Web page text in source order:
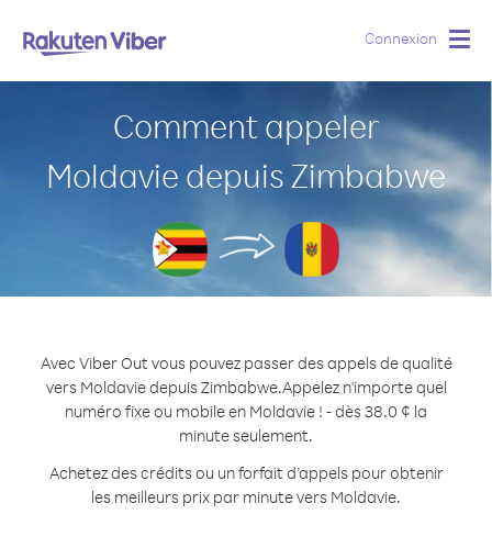
Connexion
Comment appeler
Moldavie depuis Zimbabwe
Avec Viber Out vous pouvez passer des appels de qualité
vers Moldavie depuis Zimbabwe.Appelez n'importe quel
numéro fixe ou mobile en Moldavie ! - dès 38.0 ¢ la
minute seulement.
Achetez des crédits ou un forfait d’appels pour obtenir
les meilleurs prix par minute vers Moldavie.